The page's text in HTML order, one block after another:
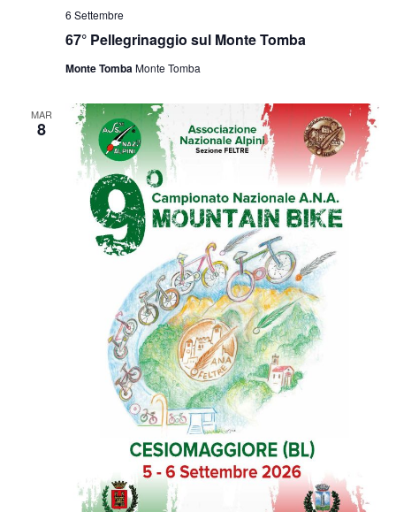
67° Pellegrinaggio sul Monte Tomba
6 Settembre
Monte TombaMonte Tomba
MAR
8